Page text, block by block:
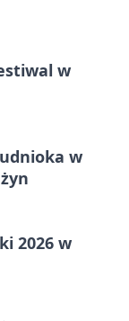
w
w
2026 w